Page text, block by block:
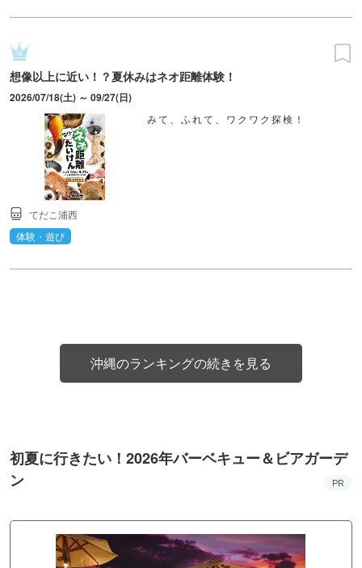
想像以上に近い！？夏休みはネオ距離体験！
2026/07/18(土) ～ 09/27(日)
みて、ふれて、ワクワク探検！
てだこ浦西
体験・遊び
沖縄のランキングの続きを見る
初夏に行きたい！2026年バーベキュー＆ビアガーデ
ン
PR